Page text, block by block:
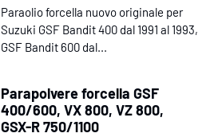
Paraolio forcella nuovo originale per
Suzuki GSF Bandit 400 dal 1991 al 1993,
GSF Bandit 600 dal...
Parapolvere forcella GSF
400/600, VX 800, VZ 800,
GSX-R 750/1100